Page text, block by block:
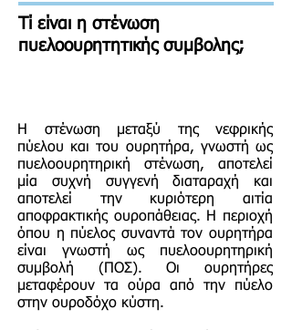
Τί είναι η στένωση
πυελοουρητητικής συμβολης;
Η στένωση μεταξύ της νεφρικής
πύελου και του ουρητήρα, γνωστή ως
πυελοουρητηρική στένωση, αποτελεί
μία συχνή συγγενή διαταραχή και
αποτελεί την κυριότερη αιτία
αποφρακτικής ουροπάθειας. Η περιοχή
όπου η πύελος συναντά τον ουρητήρα
είναι γνωστή ως πυελοουρητηρική
συμβολή (ΠΟΣ). Οι ουρητήρες
μεταφέρουν τα ούρα από την πύελο
στην ουροδόχο κύστη.